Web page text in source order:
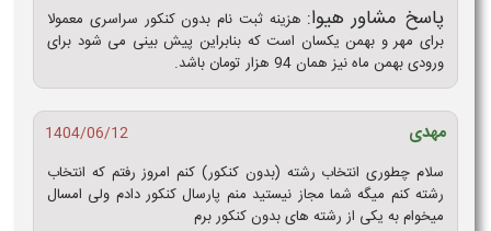
پاسخ مشاور هیوا: هزینه ثبت نام بدون کنکور سراسری معمولا
برای مهر و بهمن یکسان است که بنابراین پیش بینی می شود برای
ورودی بهمن ماه نیز همان 94 هزار تومان باشد.
مهدی
1404/06/12
سلام چطوری انتخاب رشته (بدون کنکور) کنم امروز رفتم که انتخاب
رشته کنم میگه شما مجاز نیستید منم پارسال کنکور دادم ولی امسال
میخوام به یکی از رشته های بدون کنکور برم